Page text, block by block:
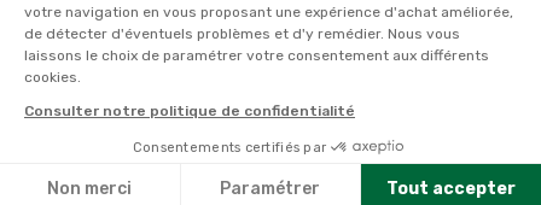
votre navigation en vous proposant une expérience d'achat améliorée,
de détecter d'éventuels problèmes et d'y remédier. Nous vous
laissons le choix de paramétrer votre consentement aux différents
cookies.
Consulter notre politique de confidentialité
Consentements certifiés par
Non merci Paramétrer Tout accepter
© Terres et eaux 2026
Politique de confidentialité
Mentions légales
CGV